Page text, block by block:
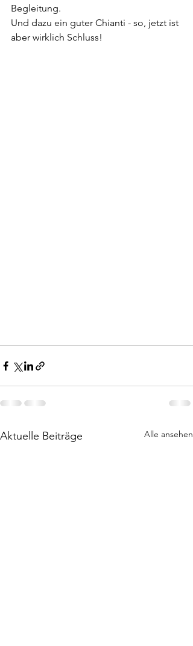
Begleitung.
Und dazu ein guter Chianti - so, jetzt ist
aber wirklich Schluss!
Aktuelle Beiträge Alle ansehen